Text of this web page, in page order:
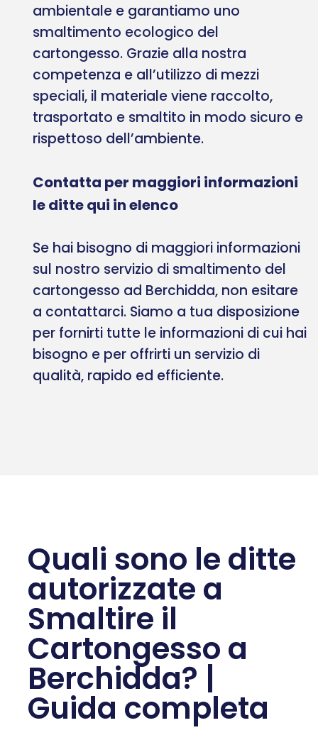
ambientale e garantiamo uno
smaltimento ecologico del
cartongesso. Grazie alla nostra
competenza e all’utilizzo di mezzi
speciali, il materiale viene raccolto,
trasportato e smaltito in modo sicuro e
rispettoso dell’ambiente.
Contatta per maggiori informazioni
le ditte qui in elenco
Se hai bisogno di maggiori informazioni
sul nostro servizio di smaltimento del
cartongesso ad Berchidda, non esitare
a contattarci. Siamo a tua disposizione
per fornirti tutte le informazioni di cui hai
bisogno e per offrirti un servizio di
qualità, rapido ed efficiente.
Quali sono le ditte
autorizzate a
Smaltire il
Cartongesso a
Berchidda? |
Guida completa